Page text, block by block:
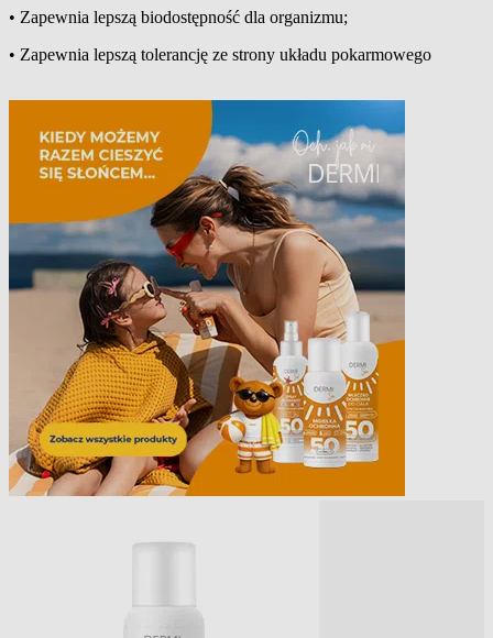
• Zapewnia lepszą biodostępność dla organizmu;
• Zapewnia lepszą tolerancję ze strony układu pokarmowego